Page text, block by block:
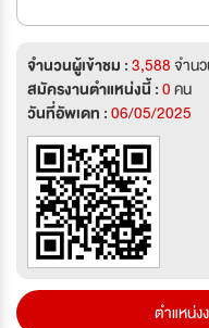
จำนวนผู้เข้าชม :3,588จำน
สมัครงานตำแหน่งนี้ :0คน
วันที่อัพเดท :06/05/2025
ตำแหน่ง